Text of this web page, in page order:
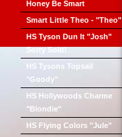
Honey Be Smart
Smart Little Theo - "Theo"
HS Tyson Dun It "Josh"
Sorry Sold!
HS Tysons Topsail
"Goody"
HS Hollywoods Charme
"Blondie"
HS Flying Colors "Jule"